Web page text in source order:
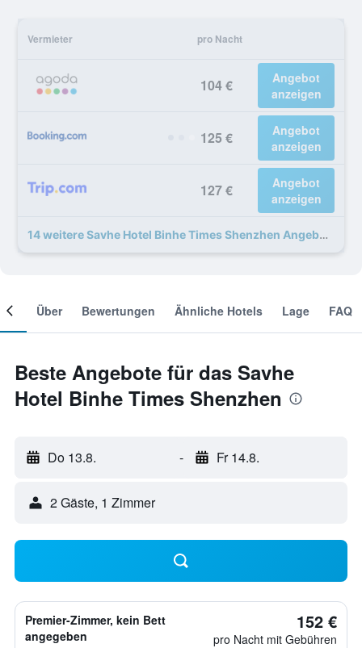
Vermieter pro Nacht
104 €
Angebot
anzeigen
125 €
Angebot
anzeigen
127 €
Angebot
anzeigen
14 weitere Savhe Hotel Binhe Times Shenzhen Angebote
Über Bewertungen Ähnliche Hotels Lage FAQ
Beste Angebote für das Savhe
Hotel Binhe Times Shenzhen
Do 13.8. - Fr 14.8.
2 Gäste, 1 Zimmer
Premier-Zimmer, kein Bett
angegeben
152 €
pro Nacht mit Gebühren